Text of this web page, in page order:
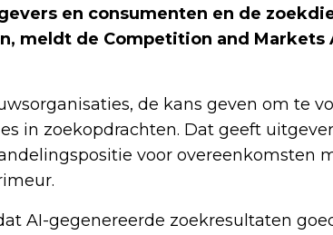
en consumenten en de
meldt de Competition and Markets
de kans geven om te
in zoekopdrachten. Dat geeft
voor overeenkomsten
AI-gegenereerde zoekresultaten